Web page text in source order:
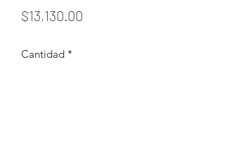
$13,130.00
Cantidad *